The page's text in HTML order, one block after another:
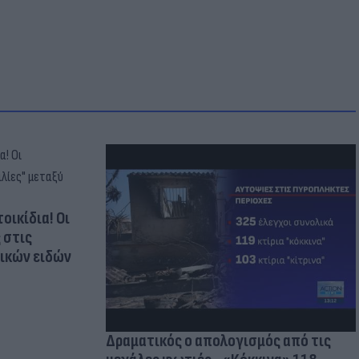
Οι
ειδών
Δραματικός ο απολογισμός από τις